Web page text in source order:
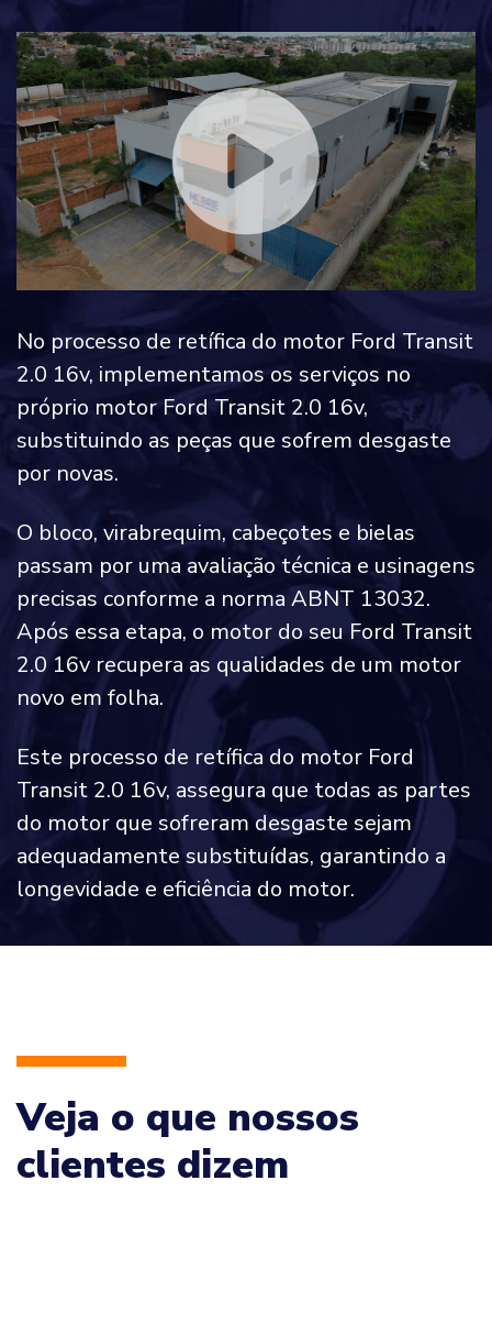
No processo de retífica do motor Ford Transit
2.0 16v, implementamos os serviços no
próprio motor Ford Transit 2.0 16v,
substituindo as peças que sofrem desgaste
por novas.
O bloco, virabrequim, cabeçotes e bielas
passam por uma avaliação técnica e usinagens
precisas conforme a norma ABNT 13032.
Após essa etapa, o motor do seu Ford Transit
2.0 16v recupera as qualidades de um motor
novo em folha.
Este processo de retífica do motor Ford
Transit 2.0 16v, assegura que todas as partes
do motor que sofreram desgaste sejam
adequadamente substituídas, garantindo a
longevidade e eficiência do motor.
Veja o que nossos
clientes dizem